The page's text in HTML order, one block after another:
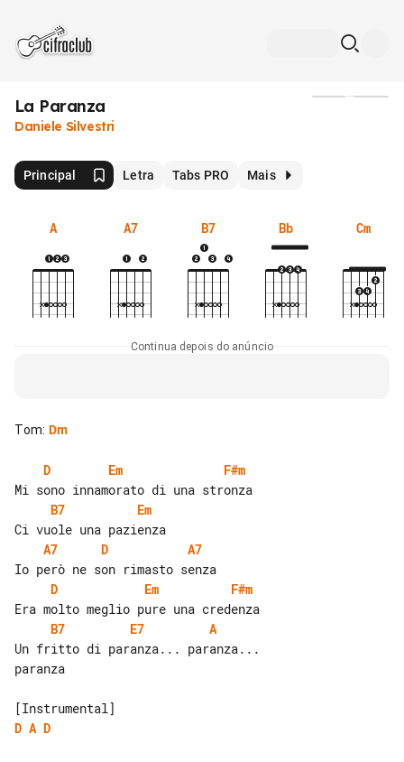
La Paranza
Daniele Silvestri
Principal Letra Tabs PRO Mais
A A7 B7 Bb Cm
Continua depois do anúncio
Tom: Dm
D Em
F#m
B7
Em
A7
D
A7
D
Em
F#m
B7
E7
A
Un fritto di paranza... paranza...
paranza
D A D